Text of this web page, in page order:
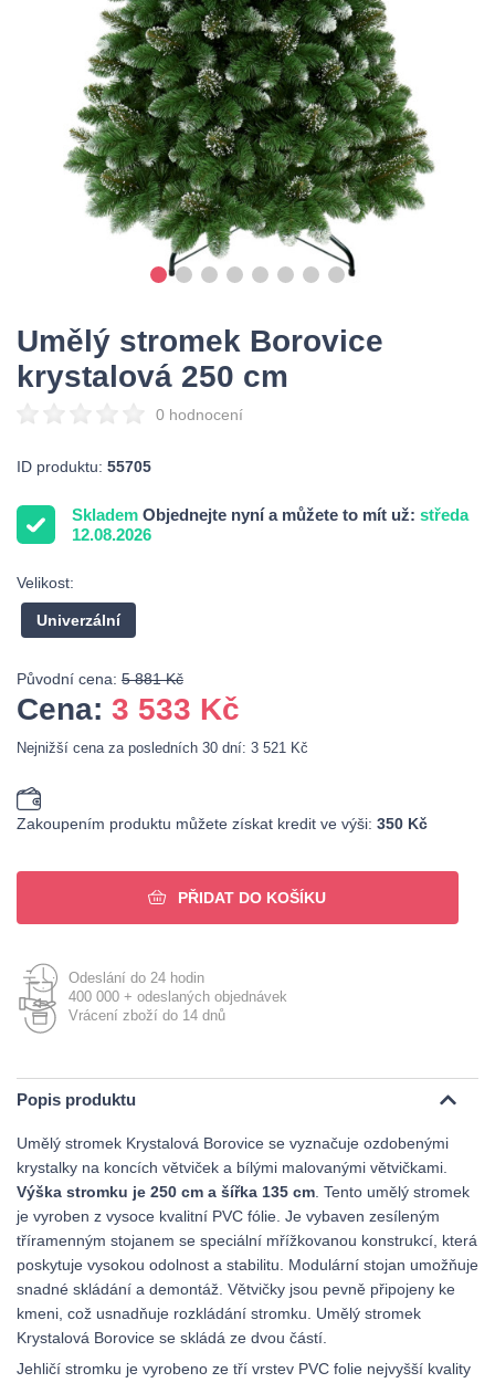
Umělý stromek Borovice
krystalová 250 cm
0 hodnocení
ID produktu: 55705
Skladem Objednejte nyní a můžete to mít už: středa
12.08.2026
Velikost:
Univerzální
Původní cena: 5 881 Kč
Cena: 3 533 Kč
Nejnižší cena za posledních 30 dní: 3 521 Kč
Zakoupením produktu můžete získat kredit ve výši: 350 Kč
PŘIDAT DO KOŠÍKU
Odeslání do 24 hodin
400 000 + odeslaných objednávek
Vrácení zboží do 14 dnů
Popis produktu
Umělý stromek Krystalová Borovice se vyznačuje ozdobenými
krystalky na koncích větviček a bílými malovanými větvičkami.
Výška stromku je 250 cm a šířka 135 cm . Tento umělý stromek
je vyroben z vysoce kvalitní PVC fólie. Je vybaven zesíleným
tříramenným stojanem se speciální mřížkovanou konstrukcí, která
poskytuje vysokou odolnost a stabilitu. Modulární stojan umožňuje
snadné skládání a demontáž. Větvičky jsou pevně připojeny ke
kmeni, což usnadňuje rozkládání stromku. Umělý stromek
Krystalová Borovice se skládá ze dvou částí.
Jehličí stromku je vyrobeno ze tří vrstev PVC folie nejvyšší kvality